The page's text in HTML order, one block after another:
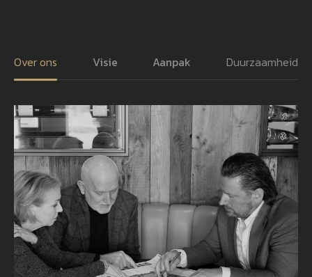
Over ons Visie Aanpak Duurzaamheid